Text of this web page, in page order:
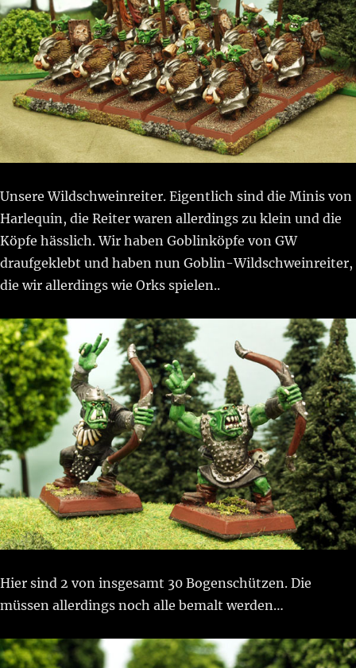
Unsere Wildschweinreiter. Eigentlich sind die Minis von
Harlequin, die Reiter waren allerdings zu klein und die
Köpfe hässlich. Wir haben Goblinköpfe von GW
draufgeklebt und haben nun Goblin-Wildschweinreiter,
die wir allerdings wie Orks spielen..
Hier sind 2 von insgesamt 30 Bogenschützen. Die
müssen allerdings noch alle bemalt werden…